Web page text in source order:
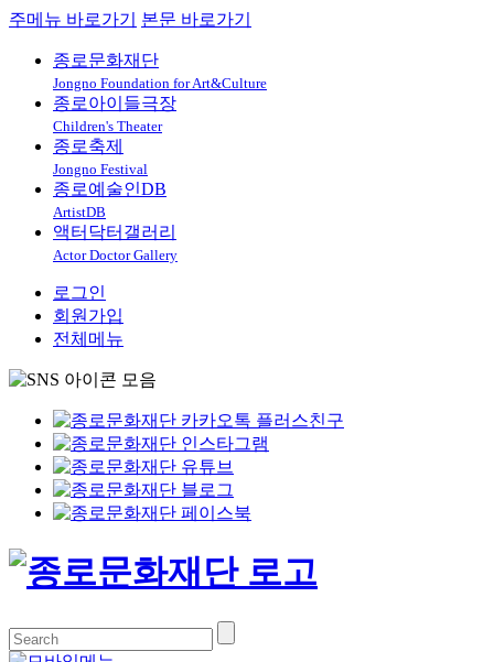
주메뉴 바로가기 본문 바로가기
종로문화재단
Jongno Foundation for Art&Culture
종로아이들극장
Children's Theater
종로축제
Jongno Festival
종로예술인DB
ArtistDB
액터닥터갤러리
Actor Doctor Gallery
로그인
회원가입
전체메뉴